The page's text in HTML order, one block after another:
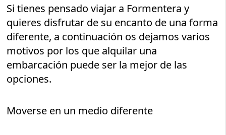
Si tienes pensado viajar a Formentera y
quieres disfrutar de su encanto de una forma
diferente, a continuación os dejamos varios
motivos por los que alquilar una
embarcación puede ser la mejor de las
opciones.
Moverse en un medio diferente